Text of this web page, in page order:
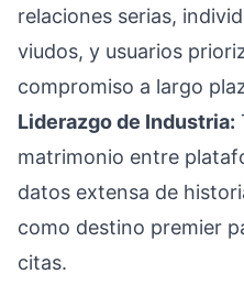
relaciones serias,
viudos, y usuarios
compromiso a largo
Liderazgo de Industria:
matrimonio entre
datos extensa de
como destino premier
citas.